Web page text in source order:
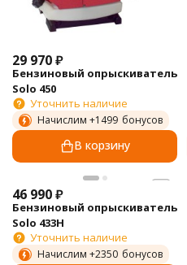
29 970₽
Бензиновый опрыскиватель
Solo 450
Уточнить наличие
Начислим +1499 бонусов
В корзину
46 990₽
Бензиновый опрыскиватель
Solo 433H
Уточнить наличие
Начислим +2350 бонусов